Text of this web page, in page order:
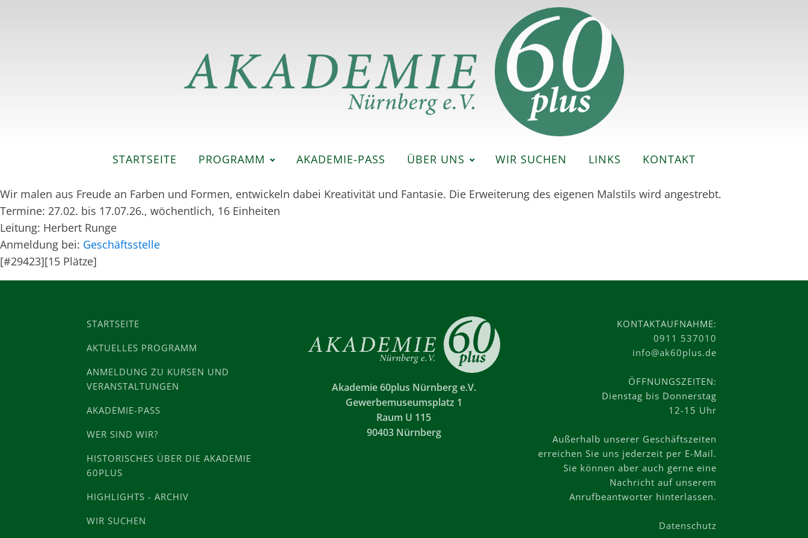
STARTSEITE PROGRAMM AKADEMIE-PASS ÜBER UNS WIR SUCHEN LINKS KONTAKT
Wir malen aus Freude an Farben und Formen, entwickeln dabei Kreativität und Fantasie. Die Erweiterung des eigenen Malstils wird angestrebt.
Termine: 27.02. bis 17.07.26., wöchentlich, 16 Einheiten
Leitung: Herbert Runge
Anmeldung bei: Geschäftsstelle
[#29423][15 Plätze]
STARTSEITE
AKTUELLES PROGRAMM
ANMELDUNG ZU KURSEN UND
VERANSTALTUNGEN
AKADEMIE-PASS
WER SIND WIR?
HISTORISCHES ÜBER DIE AKADEMIE
60PLUS
HIGHLIGHTS - ARCHIV
WIR SUCHEN
Akademie 60plus Nürnberg e.V.
Gewerbemuseumsplatz 1
Raum U 115
90403 Nürnberg
KONTAKTAUFNAHME:
0911 537010
info@ak60plus.de
ÖFFNUNGSZEITEN:
Dienstag bis Donnerstag
12-15 Uhr
Außerhalb unserer Geschäftszeiten
erreichen Sie uns jederzeit per E-Mail.
Sie können aber auch gerne eine
Nachricht auf unserem
Anrufbeantworter hinterlassen.
Datenschutz